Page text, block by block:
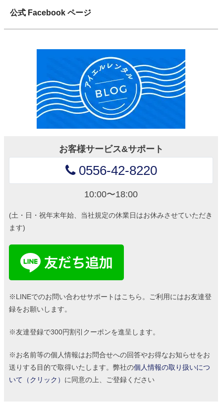
公式 Facebook ページ
お客様サービス&サポート
0556-42-8220
10:00〜18:00
(土・日・祝年末年始、当社規定の休業日はお休みさせていただき
ます)
※LINEでのお問い合わせサポートはこちら。ご利用にはお友達登
録をお願いします。
※友達登録で300円割引クーポンを進呈します。
※お名前等の個人情報はお問合せへの回答やお得なお知らせをお
送りする目的で取得いたします。弊社の個人情報の取り扱いにつ
いて（クリック） に同意の上、ご登録ください